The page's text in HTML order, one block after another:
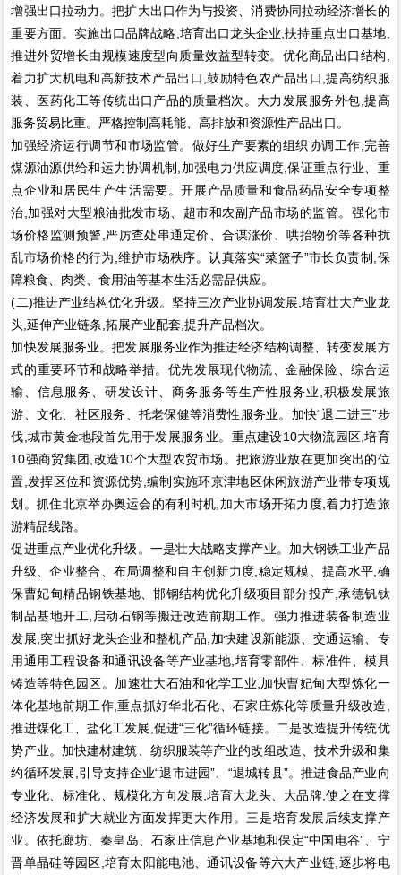
增强出口拉动力。把扩大出口作为与投资、消费协同拉动经济增长的
重要方面。实施出口品牌战略,培育出口龙头企业,扶持重点出口基地,
推进外贸增长由规模速度型向质量效益型转变。优化商品出口结构,
着力扩大机电和高新技术产品出口,鼓励特色农产品出口,提高纺织服
装、医药化工等传统出口产品的质量档次。大力发展服务外包,提高
服务贸易比重。严格控制高耗能、高排放和资源性产品出口。
加强经济运行调节和市场监管。做好生产要素的组织协调工作,完善
煤源油源供给和运力协调机制,加强电力供应调度,保证重点行业、重
点企业和居民生产生活需要。开展产品质量和食品药品安全专项整
治,加强对大型粮油批发市场、超市和农副产品市场的监管。强化市
场价格监测预警,严厉查处串通定价、合谋涨价、哄抬物价等各种扰
乱市场价格的行为,维护市场秩序。认真落实“菜篮子”市长负责制,保
障粮食、肉类、食用油等基本生活必需品供应。
(二)推进产业结构优化升级。坚持三次产业协调发展,培育壮大产业龙
头,延伸产业链条,拓展产业配套,提升产品档次。
加快发展服务业。把发展服务业作为推进经济结构调整、转变发展方
式的重要环节和战略举措。优先发展现代物流、金融保险、综合运
输、信息服务、研发设计、商务服务等生产性服务业,积极发展旅
游、文化、社区服务、托老保健等消费性服务业。加快“退二进三”步
伐,城市黄金地段首先用于发展服务业。重点建设10大物流园区,培育
10强商贸集团,改造10个大型农贸市场。把旅游业放在更加突出的位
置,发挥区位和资源优势,编制实施环京津地区休闲旅游产业带专项规
划。抓住北京举办奥运会的有利时机,加大市场开拓力度,着力打造旅
游精品线路。
促进重点产业优化升级。一是壮大战略支撑产业。加大钢铁工业产品
升级、企业整合、布局调整和自主创新力度,稳定规模、提高水平,确
保曹妃甸精品钢铁基地、邯钢结构优化升级项目部分投产,承德钒钛
制品基地开工,启动石钢等搬迁改造前期工作。强力推进装备制造业
发展,突出抓好龙头企业和整机产品,加快建设新能源、交通运输、专
用通用工程设备和通讯设备等产业基地,培育零部件、标准件、模具
铸造等特色园区。加速壮大石油和化学工业,加快曹妃甸大型炼化一
体化基地前期工作,重点抓好华北石化、石家庄炼化等质量升级改造,
推进煤化工、盐化工发展,促进“三化”循环链接。二是改造提升传统优
势产业。加快建材建筑、纺织服装等产业的改组改造、技术升级和集
约循环发展,引导支持企业“退市进园”、“退城转县”。推进食品产业向
专业化、标准化、规模化方向发展,培育大龙头、大品牌,使之在支撑
经济发展和扩大就业方面发挥更大作用。三是培育发展后续支撑产
业。依托廊坊、秦皇岛、石家庄信息产业基地和保定“中国电谷”、宁
晋单晶硅等园区,培育太阳能电池、通讯设备等六大产业链,逐步将电